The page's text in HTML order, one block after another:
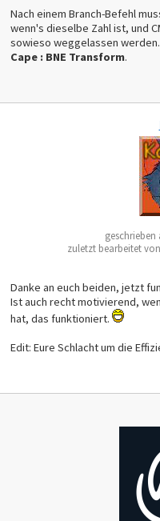
Nach einem Branch-Befehl
wenn's dieselbe Zahl ist, und
sowieso weggelassen
Cape : BNE Transform.
geschrieben
zuletzt bearbeitet von
Danke an euch beiden, jetzt
Ist auch recht motivierend,
hat, das funktioniert.
Edit: Eure Schlacht um die